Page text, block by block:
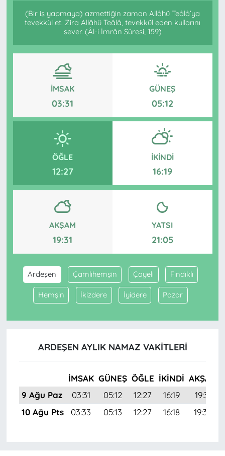
(Bir iş yapmaya) azmettiğin zaman Allâhü Teâlâ’ya
tevekkül et. Zira Allâhü Teâlâ, tevekkül eden kullarını
sever. (Âl-i İmrân Sûresi, 159)
İMSAK
03:31
GÜNEŞ
05:12
ÖĞLE
12:27
İKINDI
16:19
AKŞAM
19:31
YATSI
21:05
Ardeşen Çamlıhemşin Çayeli Fındıklı
Hemşin İkizdere İyidere Pazar
ARDEŞEN AYLIK NAMAZ VAKITLERI
İMSAK GÜNEŞ ÖĞLE İKINDI AKŞAM
9 Ağu Paz
03:31 05:12 12:27 16:19 19:31
10 Ağu Pts
03:33 05:13 12:27 16:18 19:30